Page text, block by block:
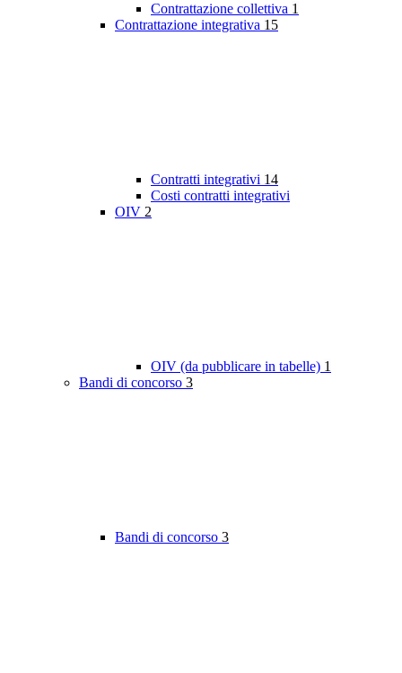
Contrattazione collettiva 1
Contrattazione integrativa 15
Contratti integrativi 14
Costi contratti integrativi
OIV 2
OIV (da pubblicare in tabelle) 1
Bandi di concorso 3
Bandi di concorso 3